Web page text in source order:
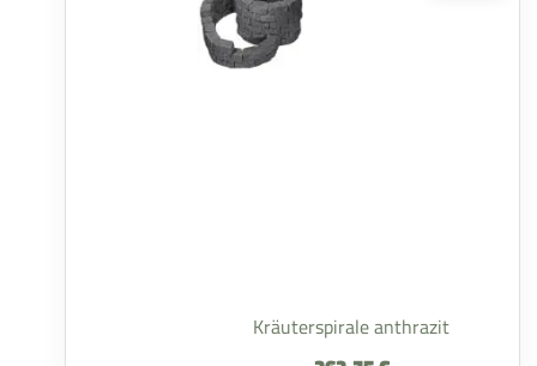
Kräuterspirale anthrazit